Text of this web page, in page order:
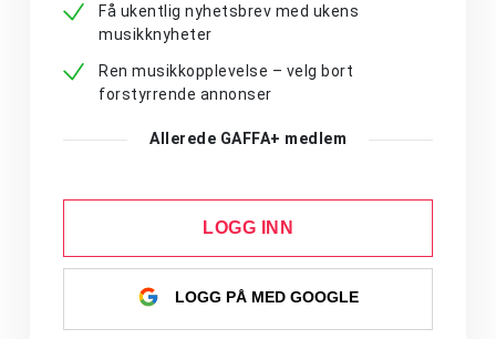
Få ukentlig nyhetsbrev med ukens
musikknyheter
Ren musikkopplevelse – velg bort
forstyrrende annonser
Allerede GAFFA+ medlem
LOGG INN
LOGG PÅ MED GOOGLE